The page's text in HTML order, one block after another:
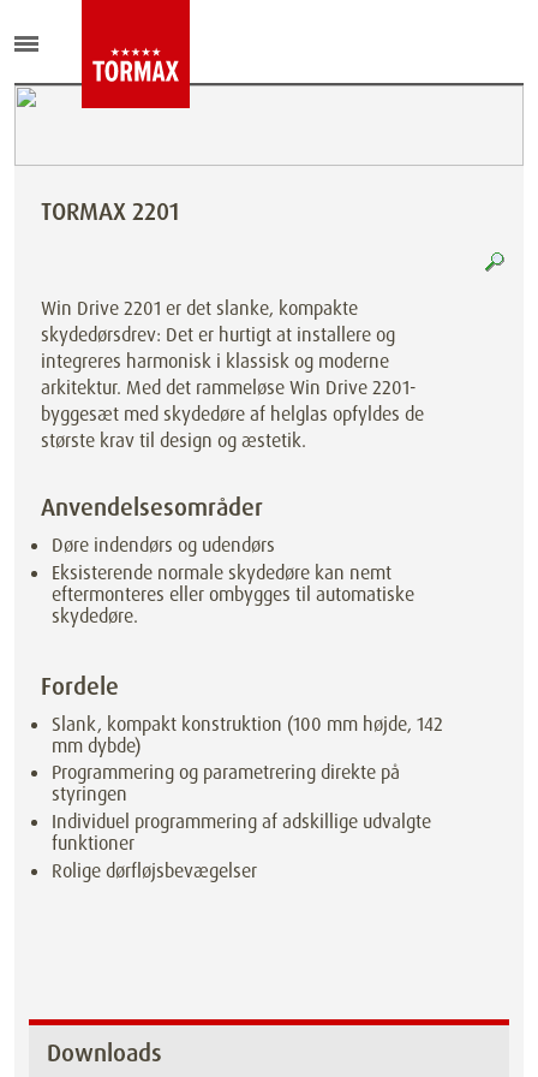
TORMAX 2201
Win Drive 2201 er det slanke, kompakte
skydedørsdrev: Det er hurtigt at installere og
integreres harmonisk i klassisk og moderne
arkitektur. Med det rammeløse Win Drive 2201-
byggesæt med skydedøre af helglas opfyldes de
største krav til design og æstetik.
Anvendelsesområder
Døre indendørs og udendørs
Eksisterende normale skydedøre kan nemt
eftermonteres eller ombygges til automatiske
skydedøre.
Fordele
Slank, kompakt konstruktion (100 mm højde, 142
mm dybde)
Programmering og parametrering direkte på
styringen
Individuel programmering af adskillige udvalgte
funktioner
Rolige dørfløjsbevægelser
Downloads